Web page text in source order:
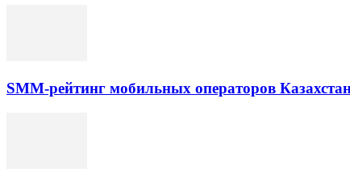
SMM-рейтинг мобильных операторов